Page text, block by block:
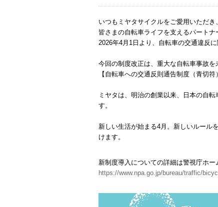
いつもミヤタサイクルをご愛用いただき
皆さまの自転車ライフを支えるパート
2026年4月1日より、自転車の交通違反
今回の制度改正は、重大な自転車事故
【自転車への交通反則通告制度（青切
ミヤタは、明治の創業以来、日本の自
す。
新しい生活が始まる4月。新しいルール
けます。
新制度導入についての詳細は警視庁ホー
https://www.npa.go.jp/bureau/traffic/